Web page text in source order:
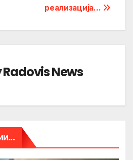
реализација…
Radovis News